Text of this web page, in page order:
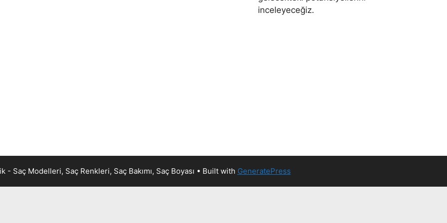
inceleyeceğiz.
- Saç Modelleri, Saç Renkleri, Saç Bakımı, Saç Boyası • Built with GeneratePress